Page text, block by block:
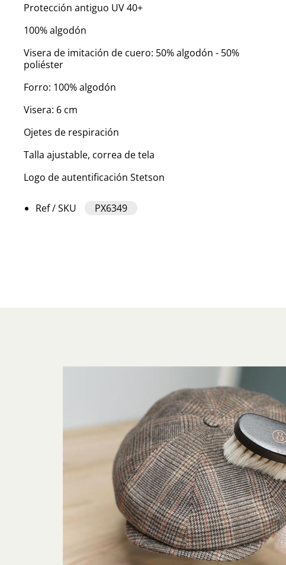
Protección antiguo UV 40+
100% algodón
Visera de imitación de cuero: 50% algodón - 50%
poliéster
Forro: 100% algodón
Visera: 6 cm
Ojetes de respiración
Talla ajustable, correa de tela
Logo de autentificación Stetson
Ref / SKU PX6349